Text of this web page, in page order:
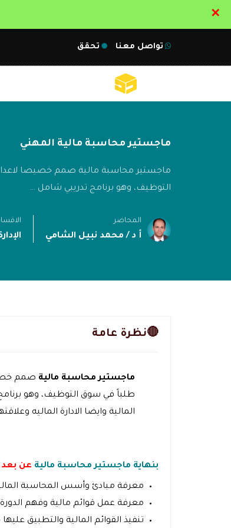
تواصل معنا تحقق
ماجستير محاسبة مالية المهني
ماجستير محاسبة مالية صمم خصيصا
التوظيف، وهو برنامج تدريبي شامل …
المحاضر
أ د / محمد نبيل الشامي
🔴نظرة عامة
ماجستير محاسبة مالية صمم
طلباً في سوق التوظيف، وهو
المالية وايضا الادارة الماليه
بنهاية ماجستير محاسبة مالية عن بعد
معرفة مبادئ وأسس المحاسبة
معرفة عمل قوائم مالية وفهم
تنفيذ القوائم المالية والتطبيق
✕